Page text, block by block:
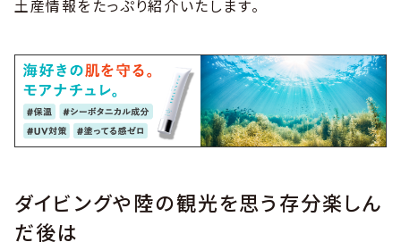
土産情報をたっぷり紹介いたします。
ダイビングや陸の観光を思う存分楽しん
だ後は